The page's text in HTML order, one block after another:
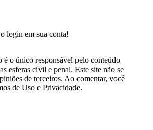
login em sua conta!
é o único responsável pelo conteúdo
esferas civil e penal. Este site não se
de terceiros. Ao comentar, você
de Uso e Privacidade.